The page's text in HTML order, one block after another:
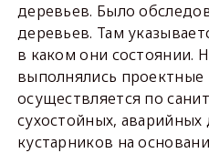
деревьев. Было
деревьев. Там
в каком они состоянии.
выполнялись
осуществляется по
сухостойных, аварийных
кустарников на